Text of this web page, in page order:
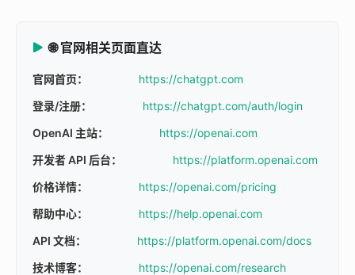
🌐 官网相关页面直达
官网首页：
https://chatgpt.com
登录/注册：
https://chatgpt.com/auth/login
OpenAI 主站：
https://openai.com
开发者 API 后台：
https://platform.openai.com
价格详情：
https://openai.com/pricing
帮助中心：
https://help.openai.com
API 文档：
https://platform.openai.com/docs
技术博客：
https://openai.com/research